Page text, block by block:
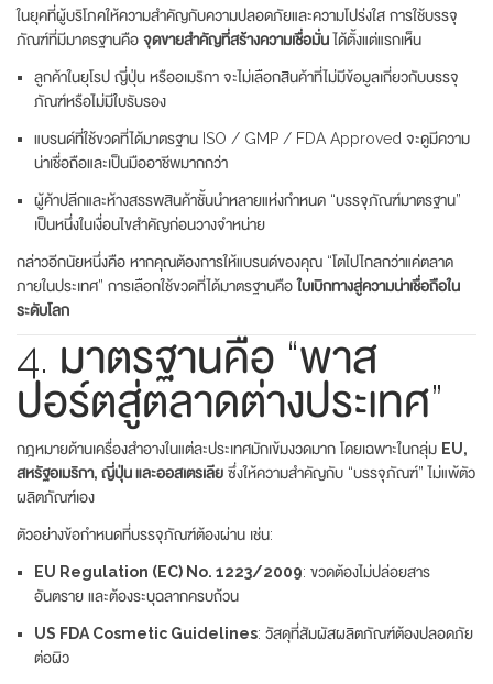
ในยุคที่ผู้บริโภคให้ความสำคัญกับความปลอดภัยและความโปร่งใส การใช้บรรจุ
ภัณฑ์ที่มีมาตรฐานคือ จุดขายสำคัญที่สร้างความเชื่อมั่นได้ตั้งแต่แรกเห็น
ลูกค้าในยุโรป ญี่ปุ่น หรืออเมริกา จะไม่เลือกสินค้าที่ไม่มีข้อมูลเกี่ยวกับบรรจุ
ภัณฑ์หรือไม่มีใบรับรอง
แบรนด์ที่ใช้ขวดที่ได้มาตรฐาน ISO / GMP / FDA Approved จะดูมีความ
น่าเชื่อถือและเป็นมืออาชีพมากกว่า
ผู้ค้าปลีกและห้างสรรพสินค้าชั้นนำหลายแห่งกำหนด “บรรจุภัณฑ์มาตรฐาน”
เป็นหนึ่งในเงื่อนไขสำคัญก่อนวางจำหน่าย
กล่าวอีกนัยหนึ่งคือ หากคุณต้องการให้แบรนด์ของคุณ “โตไปไกลกว่าแค่ตลาด
ภายในประเทศ” การเลือกใช้ขวดที่ได้มาตรฐานคือใบเบิกทางสู่ความน่าเชื่อถือใน
ระดับโลก
4. มาตรฐานคือ “พาส
ปอร์ตสู่ตลาดต่างประเทศ”
กฎหมายด้านเครื่องสำอางในแต่ละประเทศมักเข้มงวดมาก โดยเฉพาะในกลุ่ม EU,
สหรัฐอเมริกา, ญี่ปุ่น และออสเตรเลีย ซึ่งให้ความสำคัญกับ “บรรจุภัณฑ์” ไม่แพ้ตัว
ผลิตภัณฑ์เอง
ตัวอย่างข้อกำหนดที่บรรจุภัณฑ์ต้องผ่าน เช่น:
EU Regulation (EC) No. 1223/2009: ขวดต้องไม่ปล่อยสาร
อันตราย และต้องระบุฉลากครบถ้วน
US FDA Cosmetic Guidelines: วัสดุที่สัมผัสผลิตภัณฑ์ต้องปลอดภัย
ต่อผิว